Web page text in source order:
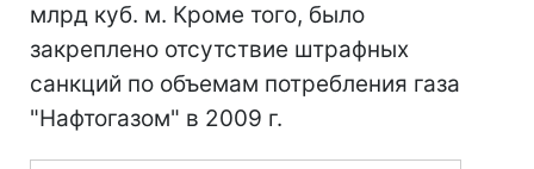
млрд куб. м. Кроме того, было
закреплено отсутствие штрафных
санкций по объемам потребления газа
"Нафтогазом" в 2009 г.